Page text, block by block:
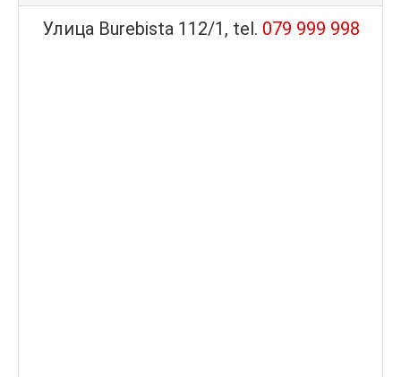
Улица Burebista 112/1, tel. 079 999 998